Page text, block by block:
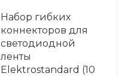
Набор гибких
коннекторов для
светодиодной
ленты
Elektrostandard (10